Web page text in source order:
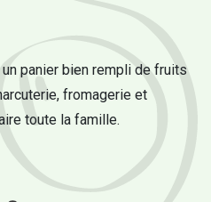
panier bien rempli de fruits
fromagerie et
toute la famille.